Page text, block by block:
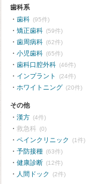
歯科系
歯科 (95件)
矯正歯科 (59件)
歯周病科 (62件)
小児歯科 (65件)
歯科口腔外科 (46件)
インプラント (24件)
ホワイトニング (20件)
その他
漢方 (4件)
救急科 (0)
ペインクリニック (1件)
予防接種 (63件)
健康診断 (12件)
人間ドック (2件)